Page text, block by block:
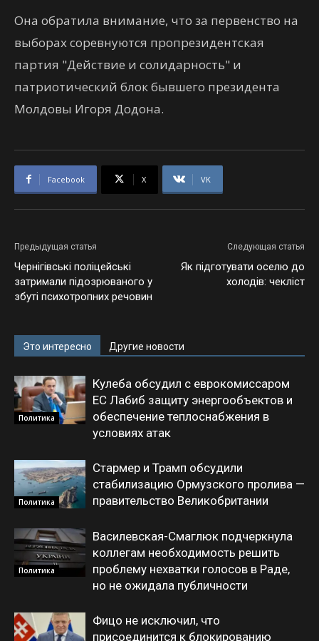
Она обратила внимание, что за первенство на
выборах соревнуются пропрезидентская
партия "Действие и солидарность" и
патриотический блок бывшего президента
Молдовы Игоря Додона.
Facebook X VK
Предыдущая статья
Чернігівські поліцейські
затримали підозрюваного у
збуті психотропних речовин
Следующая статья
Як підготувати оселю до
холодів: чекліст
Это интересно Другие новости
Политика
Кулеба обсудил с еврокомиссаром
ЕС Лабиб защиту энергообъектов и
обеспечение теплоснабжения в
условиях атак
Политика
Стармер и Трамп обсудили
стабилизацию Ормузского пролива —
правительство Великобритании
Политика
Василевская-Смаглюк подчеркнула
коллегам необходимость решить
проблему нехватки голосов в Раде,
но не ожидала публичности
Фицо не исключил, что
присоединится к блокированию